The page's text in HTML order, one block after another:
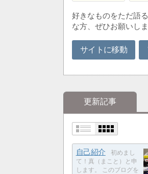
好きなものをただ語
な方、ぜひお願いしま
サイトに移動
更新記事
自己紹介
初めまし
て！真（まこと）と申
します。 このブログを